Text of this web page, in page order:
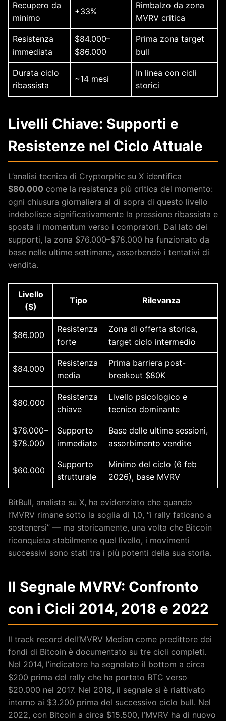
Recupero da
minimo
+33%
Rimbalzo da zona
MVRV critica
Resistenza
immediata
$84.000–
$86.000
Prima zona target
bull
Durata ciclo
ribassista
~14 mesi
In linea con cicli
storici
Livelli Chiave: Supporti e
Resistenze nel Ciclo Attuale
L’analisi tecnica di Cryptorphic su X identifica
$80.000 come la resistenza più critica del momento:
ogni chiusura giornaliera al di sopra di questo livello
indebolisce significativamente la pressione ribassista e
sposta il momentum verso i compratori. Dal lato dei
supporti, la zona $76.000–$78.000 ha funzionato da
base nelle ultime settimane, assorbendo i tentativi di
vendita.
Livello
($)
Tipo Rilevanza
$86.000
Resistenza
forte
Zona di offerta storica,
target ciclo intermedio
$84.000
Resistenza
media
Prima barriera post-
breakout $80K
$80.000
Resistenza
chiave
Livello psicologico e
tecnico dominante
$76.000–
$78.000
Supporto
immediato
Base delle ultime sessioni,
assorbimento vendite
$60.000
Supporto
strutturale
Minimo del ciclo (6 feb
2026), base MVRV
BitBull, analista su X, ha evidenziato che quando
l’MVRV rimane sotto la soglia di 1,0, “i rally faticano a
sostenersi” — ma storicamente, una volta che Bitcoin
riconquista stabilmente quel livello, i movimenti
successivi sono stati tra i più potenti della sua storia.
Il Segnale MVRV: Confronto
con i Cicli 2014, 2018 e 2022
Il track record dell’MVRV Median come predittore dei
fondi di Bitcoin è documentato su tre cicli completi.
Nel 2014, l’indicatore ha segnalato il bottom a circa
$200 prima del rally che ha portato BTC verso
$20.000 nel 2017. Nel 2018, il segnale si è riattivato
intorno ai $3.200 prima del successivo ciclo bull. Nel
2022, con Bitcoin a circa $15.500, l’MVRV ha di nuovo